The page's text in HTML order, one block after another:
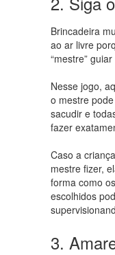
Brincadeira
ao ar livre
“mestre”
Nesse jogo,
o mestre
sacudir e
fazer
Caso a
mestre fizer,
forma como
escolhidos
3.